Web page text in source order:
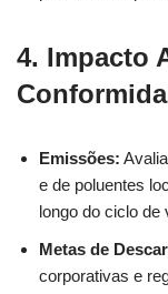
4. Impacto
Emissões:
e de poluentes
longo do ciclo de
Metas de
corporativas e